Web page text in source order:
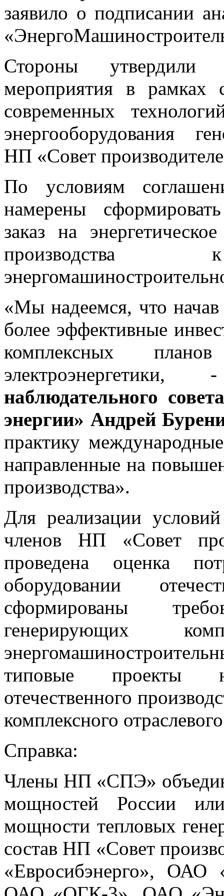
заявило о подписании
Стороны утвердили
мероприятия в рамках
современных
энергооборудования
НП «Совет
По условиям
намерены
заказ на
производства
«Мы надеемся, что
более эффективные
комплексных
наблюдательного
энергии» Андрей
практику
направленные на
производства».
Для реализации
членов НП «Совет
проведена оценка
оборудовании
сформированы
генерирующих
типовые проекты
отечественного
комплексного отраслевого
Справка:
Члены НП «СПЭ»
мощностей России
мощности тепловых
состав НП «Совет
«Евросибэнерго»,